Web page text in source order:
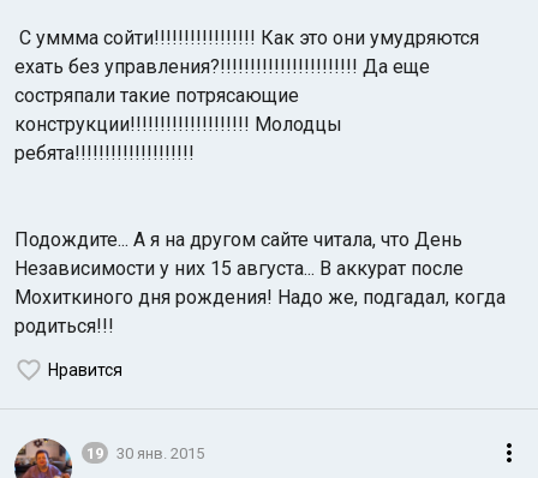
С уммма сойти!!!!!!!!!!!!!!!!! Как это они умудряются
ехать без управления?!!!!!!!!!!!!!!!!!!!!!!! Да еще
состряпали такие потрясающие
конструкции!!!!!!!!!!!!!!!!!!!! Молодцы
ребята!!!!!!!!!!!!!!!!!!!!
Подождите... А я на другом сайте читала, что День
Независимости у них 15 августа... В аккурат после
Мохиткиного дня рождения! Надо же, подгадал, когда
родиться!!!
Нравится
19 30 янв. 2015